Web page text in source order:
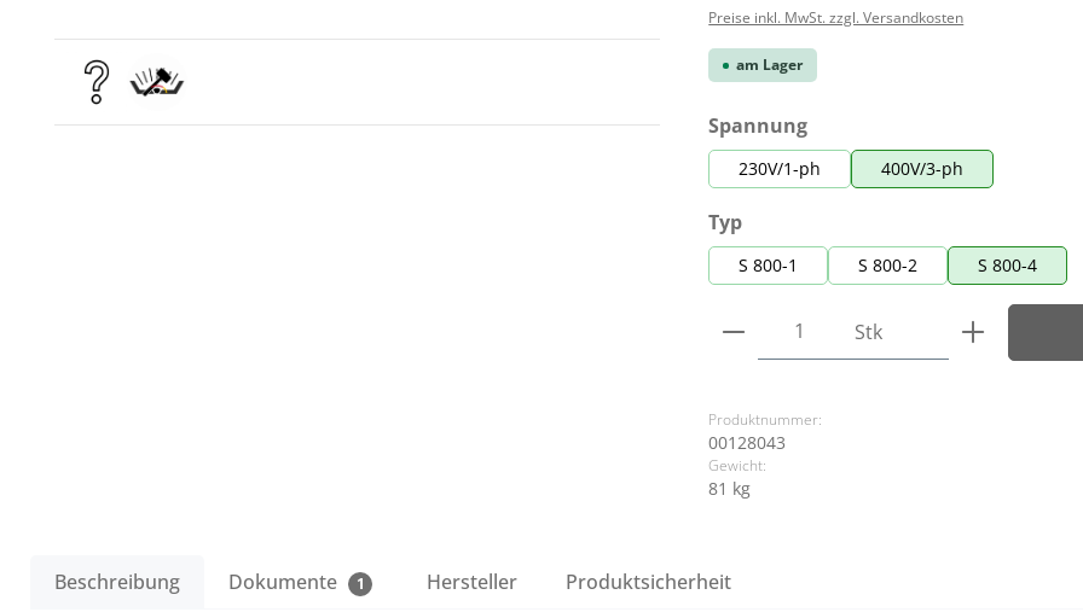
Preise inkl. MwSt. zzgl. Versandkosten
am Lager
Spannungauswählen
230V/1-ph 400V/3-ph
Typauswählen
S 800-1 S 800-2 S 800-4
Produkt Anzahl: Gib den
Stk
Produktnummer:
00128043
Gewicht:
81 kg
Beschreibung Dokumente 1 Hersteller Produktsicherheit